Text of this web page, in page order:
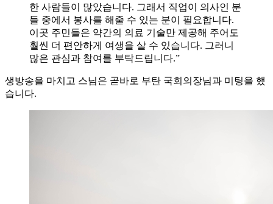
한 사람들이 많았습니다. 그래서 직업이 의사인 분
들 중에서 봉사를 해줄 수 있는 분이 필요합니다.
이곳 주민들은 약간의 의료 기술만 제공해 주어도
훨씬 더 편안하게 여생을 살 수 있습니다. 그러니
많은 관심과 참여를 부탁드립니다.”
생방송을 마치고 스님은 곧바로 부탄 국회의장님과 미팅을 했
습니다.